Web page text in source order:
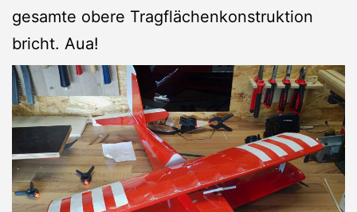
gesamte obere Tragflächenkonstruktion
bricht. Aua!